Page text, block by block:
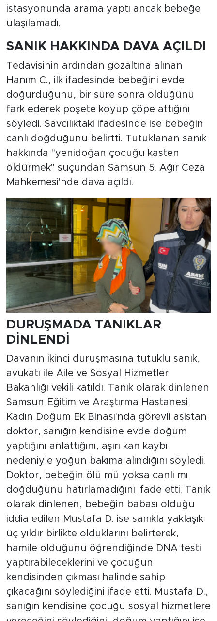
istasyonunda arama yaptı ancak bebeğe
ulaşılamadı.
SANIK HAKKINDA DAVA AÇILDI
Tedavisinin ardından gözaltına alınan
Hanım C., ilk ifadesinde bebeğini evde
doğurduğunu, bir süre sonra öldüğünü
fark ederek poşete koyup çöpe attığını
söyledi. Savcılıktaki ifadesinde ise bebeğin
canlı doğduğunu belirtti. Tutuklanan sanık
hakkında "yenidoğan çocuğu kasten
öldürmek" suçundan Samsun 5. Ağır Ceza
Mahkemesi'nde dava açıldı.
DURUŞMADA TANIKLAR
DİNLENDİ
Davanın ikinci duruşmasına tutuklu sanık,
avukatı ile Aile ve Sosyal Hizmetler
Bakanlığı vekili katıldı. Tanık olarak dinlenen
Samsun Eğitim ve Araştırma Hastanesi
Kadın Doğum Ek Binası'nda görevli asistan
doktor, sanığın kendisine evde doğum
yaptığını anlattığını, aşırı kan kaybı
nedeniyle yoğun bakıma alındığını söyledi.
Doktor, bebeğin ölü mü yoksa canlı mı
doğduğunu hatırlamadığını ifade etti. Tanık
olarak dinlenen, bebeğin babası olduğu
iddia edilen Mustafa D. ise sanıkla yaklaşık
üç yıldır birlikte olduklarını belirterek,
hamile olduğunu öğrendiğinde DNA testi
yaptırabileceklerini ve çocuğun
kendisinden çıkması halinde sahip
çıkacağını söylediğini ifade etti. Mustafa D.,
sanığın kendisine çocuğu sosyal hizmetlere